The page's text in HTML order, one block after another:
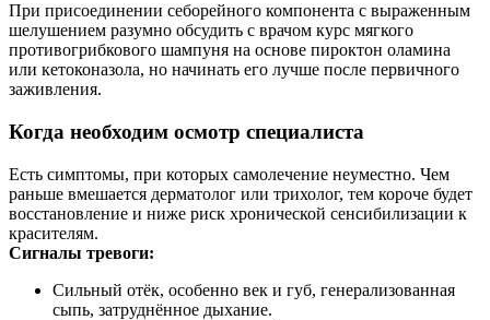
При присоединении себорейного компонента с выраженным
шелушением разумно обсудить с врачом курс мягкого
противогрибкового шампуня на основе пироктон оламина
или кетоконазола, но начинать его лучше после первичного
заживления.
Когда необходим осмотр специалиста
Есть симптомы, при которых самолечение неуместно. Чем
раньше вмешается дерматолог или трихолог, тем короче будет
восстановление и ниже риск хронической сенсибилизации к
красителям.
Сигналы тревоги:
Сильный отёк, особенно век и губ, генерализованная
сыпь, затруднённое дыхание.